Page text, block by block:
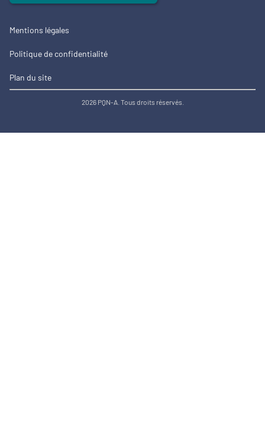
Mentions légales
Politique de confidentialité
Plan du site
2026 PQN-A. Tous droits réservés.